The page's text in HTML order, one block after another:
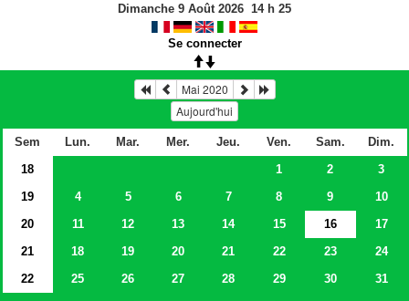
Dimanche 9 Août 2026 14h 25
Se connecter
Mai 2020
Aujourd'hui
Sem Lun. Mar. Mer. Jeu. Ven. Sam.
Dim.
18
1 2
3
19
4 5 6 7 8 9
10
20
11 12 13 14 15 16
17
21
18 19 20 21 22 23
24
22
25 26 27 28 29 30 31